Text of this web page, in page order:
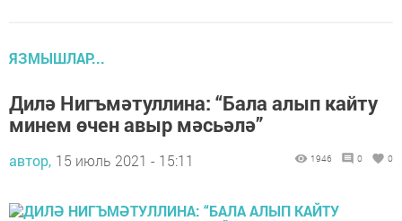
ЯЗМЫШЛАР...
Дилә Нигъмәтуллина: “Бала алып кайту
минем өчен авыр мәсьәлә”
автор, 15 июль 2021 - 15:11 1946 0 0